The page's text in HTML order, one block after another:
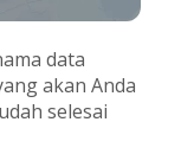
data
akan Anda
selesai